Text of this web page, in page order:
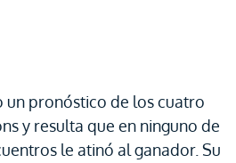
un pronóstico de los cuatro
y resulta que en ninguno de
le atinó al ganador. Su